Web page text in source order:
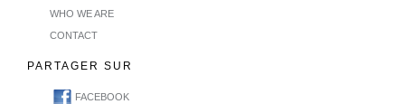
WHO WE ARE
CONTACT
PARTAGER SUR
FACEBOOK